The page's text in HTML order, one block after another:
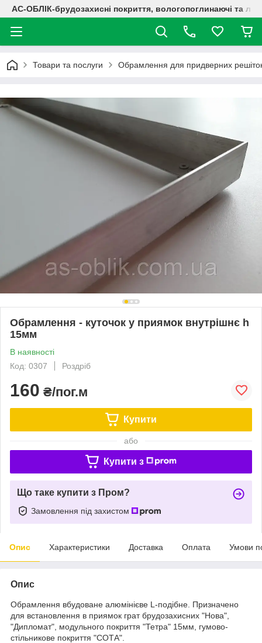
АС-ОБЛІК-брудозахисні покриття, вологопоглинаючі та
Товари та послуги Обрамлення для придверних решіток
Обрамлення - куточок у приямок внутрішнє h
15мм
В наявності
Код: 0307
Роздріб
160 ₴/пог.м
Купити
або
Купити з
Що таке купити з Пром?
Замовлення під захистом
Опис Характеристики Доставка Оплата Умови
Опис
Обрамлення вбудоване алюмінієве L-подібне. Призначено
для встановлення в приямок грат брудозахисних "Нова",
"Дипломат", модульного покриття "Тетра" 15мм, гумово-
стільникове покриття "СОТА".